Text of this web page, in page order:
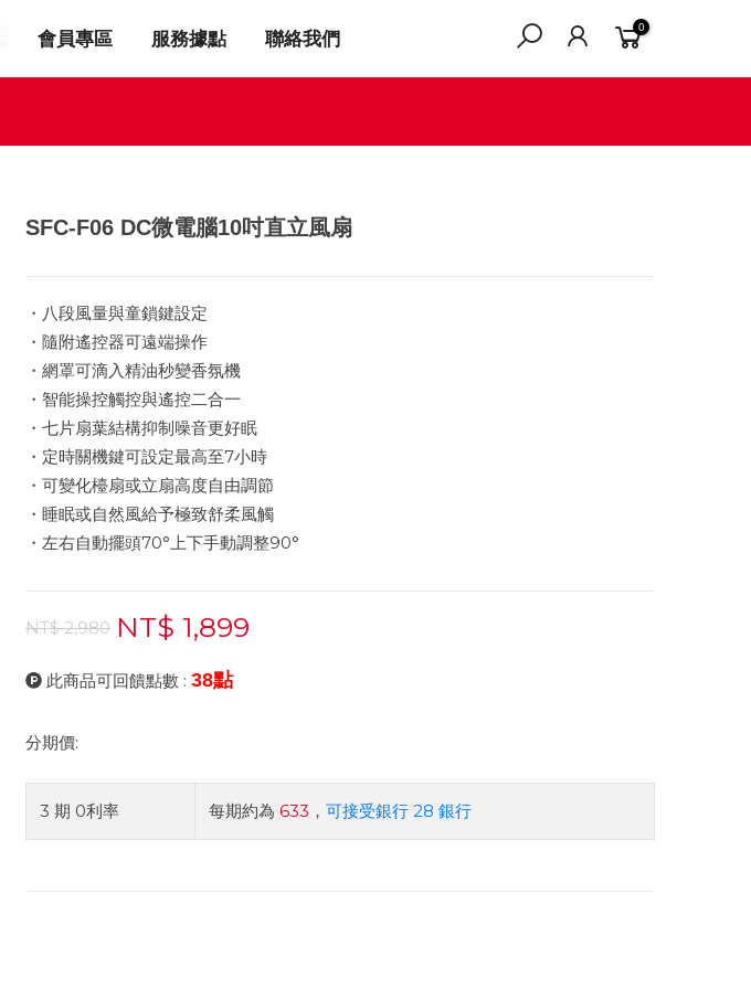
會員專區 服務據點 聯絡我們 0
SFC-F06 DC微電腦10吋直立風扇
・八段風量與童鎖鍵設定
・隨附遙控器可遠端操作
・網罩可滴入精油秒變香氛機
・智能操控觸控與遙控二合一
・七片扇葉結構抑制噪音更好眠
・定時關機鍵可設定最高至7小時
・可變化檯扇或立扇高度自由調節
・睡眠或自然風給予極致舒柔風觸
・左右自動擺頭70°上下手動調整90°
NT$ 2,980 NT$ 1,899
此商品可回饋點數 : 38點
分期價:
3 期 0利率 每期約為 633 ， 可接受銀行 28 銀行